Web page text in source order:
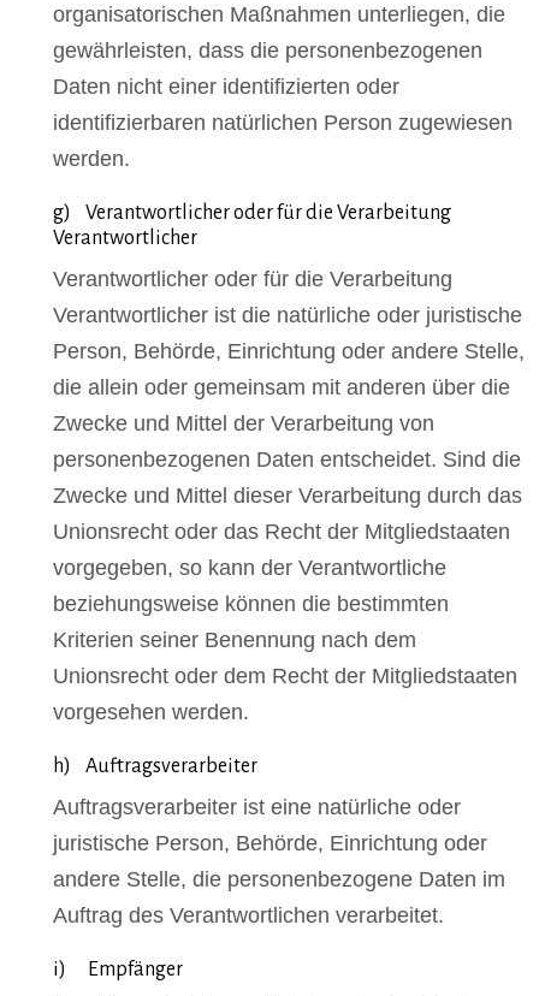
organisatorischen Maßnahmen unterliegen, die
gewährleisten, dass die personenbezogenen
Daten nicht einer identifizierten oder
identifizierbaren natürlichen Person zugewiesen
werden.
g) Verantwortlicher oder für die Verarbeitung
Verantwortlicher
Verantwortlicher oder für die Verarbeitung
Verantwortlicher ist die natürliche oder juristische
Person, Behörde, Einrichtung oder andere Stelle,
die allein oder gemeinsam mit anderen über die
Zwecke und Mittel der Verarbeitung von
personenbezogenen Daten entscheidet. Sind die
Zwecke und Mittel dieser Verarbeitung durch das
Unionsrecht oder das Recht der Mitgliedstaaten
vorgegeben, so kann der Verantwortliche
beziehungsweise können die bestimmten
Kriterien seiner Benennung nach dem
Unionsrecht oder dem Recht der Mitgliedstaaten
vorgesehen werden.
h) Auftragsverarbeiter
Auftragsverarbeiter ist eine natürliche oder
juristische Person, Behörde, Einrichtung oder
andere Stelle, die personenbezogene Daten im
Auftrag des Verantwortlichen verarbeitet.
i) Empfänger